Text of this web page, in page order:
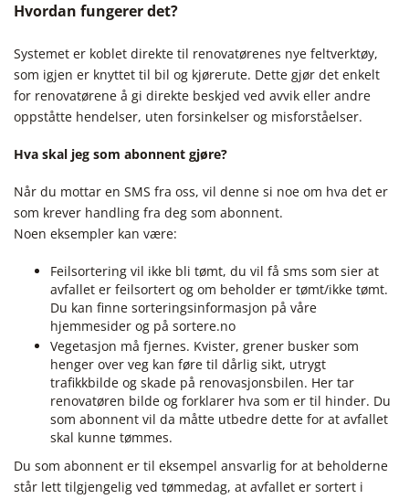
Hvordan fungerer det?
Systemet er koblet direkte til renovatørenes nye feltverktøy,
som igjen er knyttet til bil og kjørerute. Dette gjør det enkelt
for renovatørene å gi direkte beskjed ved avvik eller andre
oppståtte hendelser, uten forsinkelser og misforståelser.
Hva skal jeg som abonnent gjøre?
Når du mottar en SMS fra oss, vil denne si noe om hva det er
som krever handling fra deg som abonnent.
Noen eksempler kan være:
Feilsortering vil ikke bli tømt, du vil få sms som sier at
avfallet er feilsortert og om beholder er tømt/ikke tømt.
Du kan finne sorteringsinformasjon på våre
hjemmesider og på sortere.no
Vegetasjon må fjernes. Kvister, grener busker som
henger over veg kan føre til dårlig sikt, utrygt
trafikkbilde og skade på renovasjonsbilen. Her tar
renovatøren bilde og forklarer hva som er til hinder. Du
som abonnent vil da måtte utbedre dette for at avfallet
skal kunne tømmes.
Du som abonnent er til eksempel ansvarlig for at beholderne
står lett tilgjengelig ved tømmedag, at avfallet er sortert i